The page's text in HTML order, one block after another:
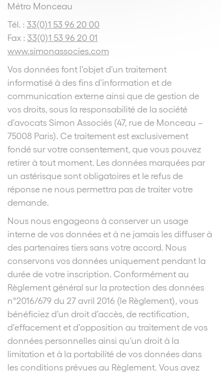
Métro Monceau
Tél. : 33(0)1 53 96 20 00
Fax : 33(0)1 53 96 20 01
www.simonassocies.com
Vos données font l’objet d’un traitement
informatisé à des fins d’information et de
communication externe ainsi que de gestion de
vos droits, sous la responsabilité de la société
d’avocats Simon Associés (47, rue de Monceau –
75008 Paris). Ce traitement est exclusivement
fondé sur votre consentement, que vous pouvez
retirer à tout moment. Les données marquées par
un astérisque sont obligatoires et le refus de
réponse ne nous permettra pas de traiter votre
demande.
Nous nous engageons à conserver un usage
interne de vos données et à ne jamais les diffuser à
des partenaires tiers sans votre accord. Nous
conservons vos données uniquement pendant la
durée de votre inscription. Conformément au
Règlement général sur la protection des données
n°2016/679 du 27 avril 2016 (le Règlement), vous
bénéficiez d’un droit d’accès, de rectification,
d’effacement et d’opposition au traitement de vos
données personnelles ainsi qu’un droit à la
limitation et à la portabilité de vos données dans
les conditions prévues au Règlement. Vous avez